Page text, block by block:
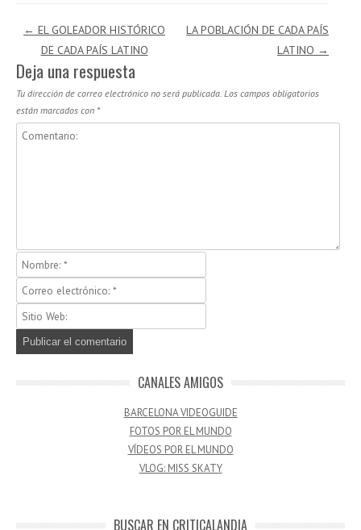
Navegación de entradas
← EL GOLEADOR HISTÓRICO
DE CADA PAÍS LATINO
LA POBLACIÓN DE CADA PAÍS
LATINO →
Deja una respuesta
Tu dirección de correo electrónico no será publicada. Los campos obligatorios
están marcados con *
CANALES AMIGOS
BARCELONA VIDEOGUIDE
FOTOS POR EL MUNDO
VÍDEOS POR EL MUNDO
VLOG: MISS SKATY
BUSCAR EN CRITICALANDIA